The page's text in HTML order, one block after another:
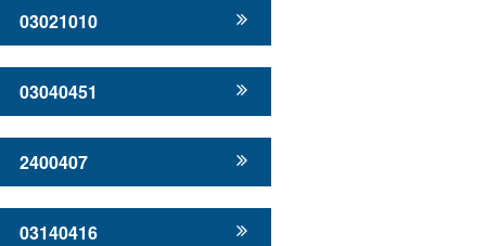
03021010
03040451
2400407
03140416